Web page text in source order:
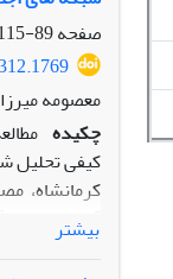
مثبتی
واقعی هوش
صفحه89-115
معصومه
چکیده
کیفی تحلیل شبکه
کرمانشاه،
آموزشی
«چرخش
بیشتر